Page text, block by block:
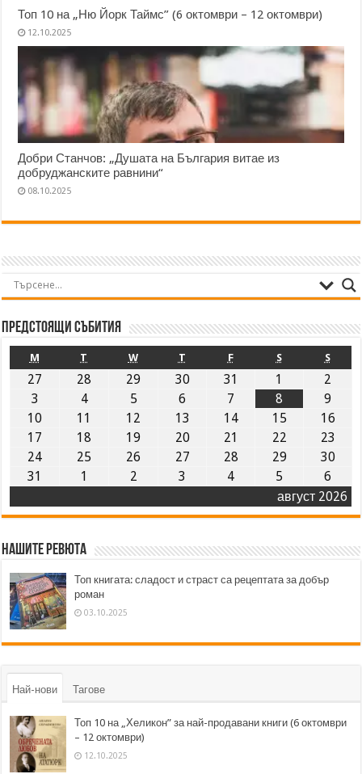
Топ 10 на „Ню Йорк Таймс” (6 октомври – 12 октомври)
12.10.2025
Добри Станчов: „Душата на България витае из
добруджанските равнини“
08.10.2025
Предстоящи събития
август 2026
M T W T F S S
27 28 29 30 31 1
2
3
4 5 6 7 8
9
10
11 12 13 14 15
16
17
18 19 20 21 22
23
24
25 26 27 28 29
30
31
1 2 3 4 5 6
Нашите ревюта
Топ книгата: сладост и страст са рецептата за добър
роман
03.10.2025
Най-нови Тагове
Топ 10 на „Хеликон” за най-продавани книги (6 октомври
– 12 октомври)
12.10.2025